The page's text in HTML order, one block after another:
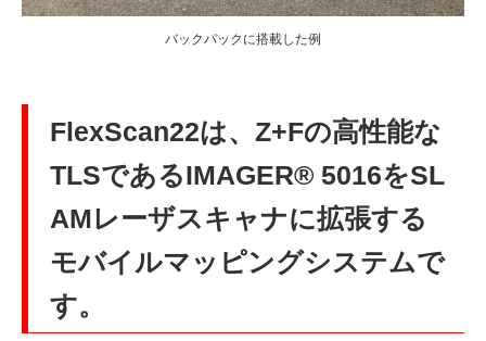
バックパックに搭載した例
FlexScan22は、Z+Fの高性能な
TLSであるIMAGER® 5016をSL
AMレーザスキャナに拡張する
モバイルマッピングシステムで
す。